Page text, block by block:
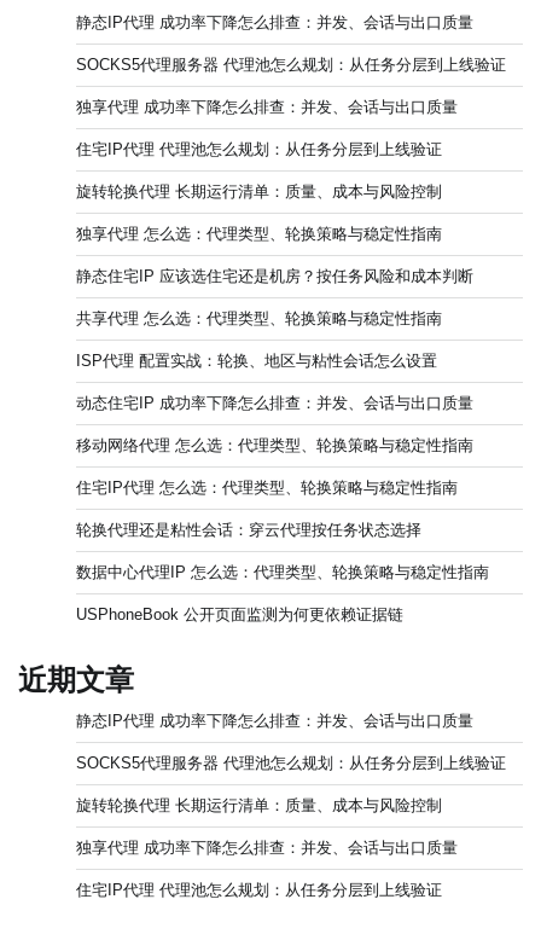
静态IP代理 成功率下降怎么排查：并发、会话与出口质量
SOCKS5代理服务器 代理池怎么规划：从任务分层到上线验证
独享代理 成功率下降怎么排查：并发、会话与出口质量
住宅IP代理 代理池怎么规划：从任务分层到上线验证
旋转轮换代理 长期运行清单：质量、成本与风险控制
独享代理 怎么选：代理类型、轮换策略与稳定性指南
静态住宅IP 应该选住宅还是机房？按任务风险和成本判断
共享代理 怎么选：代理类型、轮换策略与稳定性指南
ISP代理 配置实战：轮换、地区与粘性会话怎么设置
动态住宅IP 成功率下降怎么排查：并发、会话与出口质量
移动网络代理 怎么选：代理类型、轮换策略与稳定性指南
住宅IP代理 怎么选：代理类型、轮换策略与稳定性指南
轮换代理还是粘性会话：穿云代理按任务状态选择
数据中心代理IP 怎么选：代理类型、轮换策略与稳定性指南
USPhoneBook 公开页面监测为何更依赖证据链
近期文章
静态IP代理 成功率下降怎么排查：并发、会话与出口质量
SOCKS5代理服务器 代理池怎么规划：从任务分层到上线验证
旋转轮换代理 长期运行清单：质量、成本与风险控制
独享代理 成功率下降怎么排查：并发、会话与出口质量
住宅IP代理 代理池怎么规划：从任务分层到上线验证